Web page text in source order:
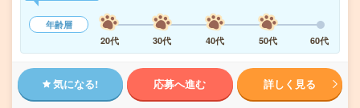
年齢層
20代
30代 40代 50代 60代
気になる! 応募へ進む 詳しく見る